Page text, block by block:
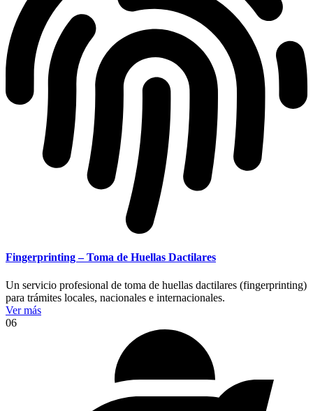
Fingerprinting – Toma de Huellas Dactilares
Un servicio profesional de toma de huellas dactilares (fingerprinting)
para trámites locales, nacionales e internacionales.
Ver más
06